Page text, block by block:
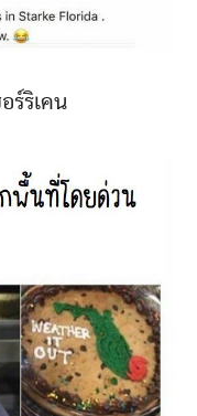
ร์ริเคน